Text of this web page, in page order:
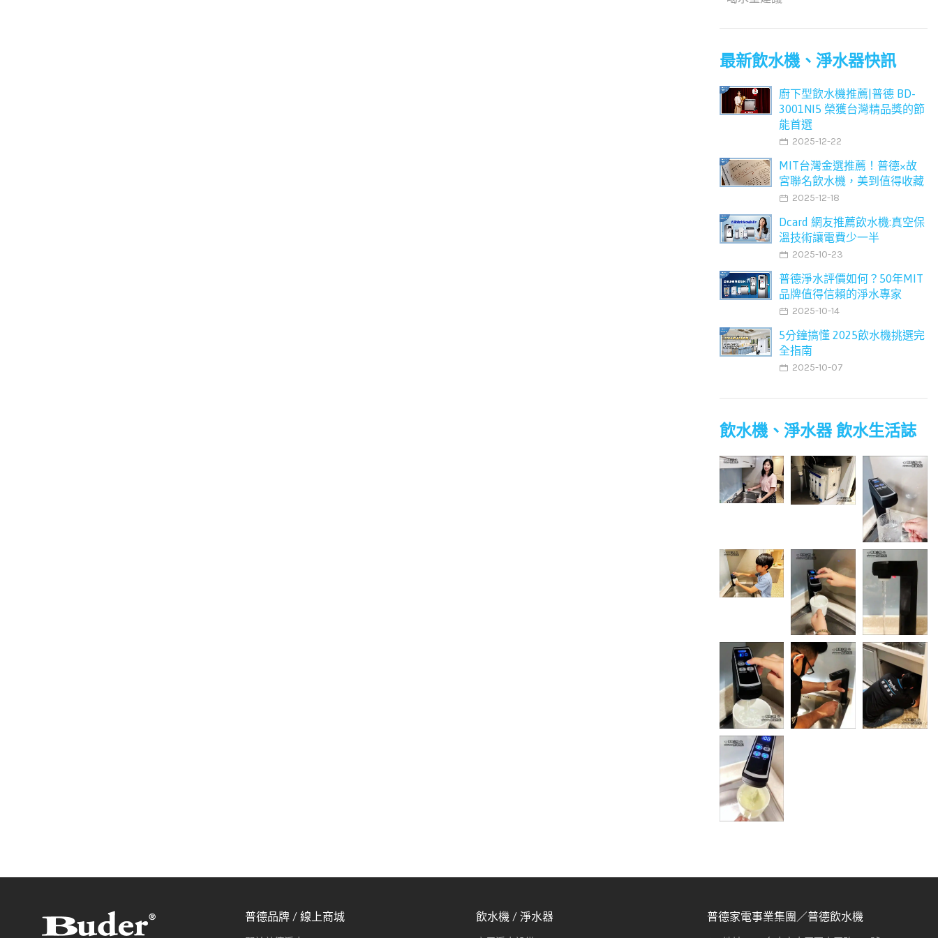
最新飲水機、淨水器快訊
廚下型飲水機推薦|普德 BD-
3001NI5 榮獲台灣精品獎的節
能首選
2025-12-22
MIT台灣金選推薦！普德×故
宮聯名飲水機，美到值得收藏
2025-12-18
Dcard 網友推薦飲水機:真空保
溫技術讓電費少一半
2025-10-23
普德淨水評價如何？50年MIT
品牌值得信賴的淨水專家
2025-10-14
5分鐘搞懂 2025飲水機挑選完
全指南
2025-10-07
飲水機、淨水器 飲水生活誌
普德品牌 / 線上商城 飲水機 / 淨水器 普德家電事業集團／普德飲水機